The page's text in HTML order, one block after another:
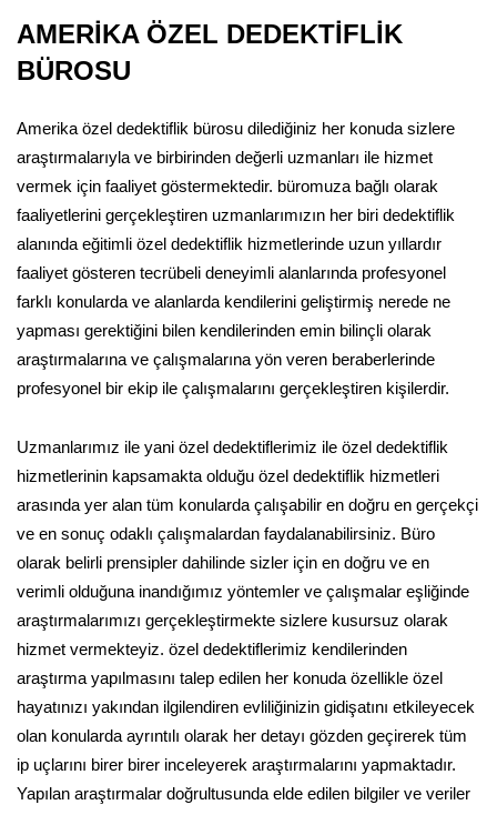
AMERİKA ÖZEL DEDEKTİFLİK
BÜROSU
Amerika özel dedektiflik bürosu dilediğiniz her konuda sizlere
araştırmalarıyla ve birbirinden değerli uzmanları ile hizmet
vermek için faaliyet göstermektedir. büromuza bağlı olarak
faaliyetlerini gerçekleştiren uzmanlarımızın her biri dedektiflik
alanında eğitimli özel dedektiflik hizmetlerinde uzun yıllardır
faaliyet gösteren tecrübeli deneyimli alanlarında profesyonel
farklı konularda ve alanlarda kendilerini geliştirmiş nerede ne
yapması gerektiğini bilen kendilerinden emin bilinçli olarak
araştırmalarına ve çalışmalarına yön veren beraberlerinde
profesyonel bir ekip ile çalışmalarını gerçekleştiren kişilerdir.
Uzmanlarımız ile yani özel dedektiflerimiz ile özel dedektiflik
hizmetlerinin kapsamakta olduğu özel dedektiflik hizmetleri
arasında yer alan tüm konularda çalışabilir en doğru en gerçekçi
ve en sonuç odaklı çalışmalardan faydalanabilirsiniz. Büro
olarak belirli prensipler dahilinde sizler için en doğru ve en
verimli olduğuna inandığımız yöntemler ve çalışmalar eşliğinde
araştırmalarımızı gerçekleştirmekte sizlere kusursuz olarak
hizmet vermekteyiz. özel dedektiflerimiz kendilerinden
araştırma yapılmasını talep edilen her konuda özellikle özel
hayatınızı yakından ilgilendiren evliliğinizin gidişatını etkileyecek
olan konularda ayrıntılı olarak her detayı gözden geçirerek tüm
ip uçlarını birer birer inceleyerek araştırmalarını yapmaktadır.
Yapılan araştırmalar doğrultusunda elde edilen bilgiler ve veriler